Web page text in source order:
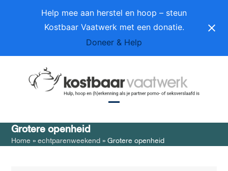
Help mee aan herstel en hoop – steun
Kostbaar Vaatwerk met een donatie.
Doneer & Help
menu
menu
Grotere openheid
Home »echtparenweekend »Grotere openheid